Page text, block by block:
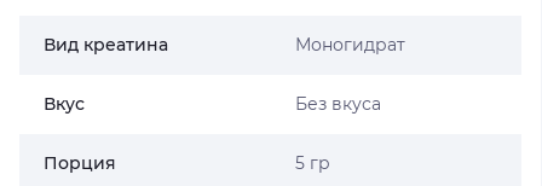
Вид креатина Моногидрат
Вкус Без вкуса
Порция 5 гр